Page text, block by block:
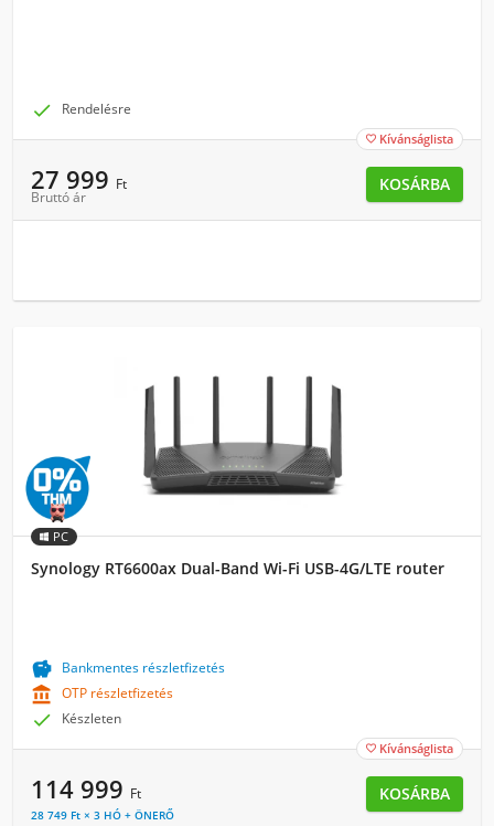
 Rendelésre
 Kívánságlista
27 999 Ft
Bruttó ár
KOSÁRBA
PC
Synology RT6600ax Dual-Band Wi-Fi USB-4G/LTE router
 Bankmentes részletfizetés
 OTP részletfizetés
 Készleten
 Kívánságlista
114 999 Ft
28 749 Ft × 3 HÓ + ÖNERŐ
KOSÁRBA